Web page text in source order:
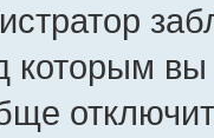
которым вы